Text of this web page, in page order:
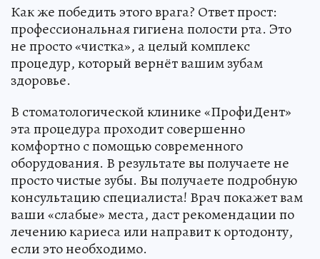
Как же победить этого врага? Ответ прост:
профессиональная гигиена полости рта. Это
не просто «чистка», а целый комплекс
процедур, который вернёт вашим зубам
здоровье.
В стоматологической клинике «ПрофиДент»
эта процедура проходит совершенно
комфортно с помощью современного
оборудования. В результате вы получаете не
просто чистые зубы. Вы получаете подробную
консультацию специалиста! Врач покажет вам
ваши «слабые» места, даст рекомендации по
лечению кариеса или направит к ортодонту,
если это необходимо.